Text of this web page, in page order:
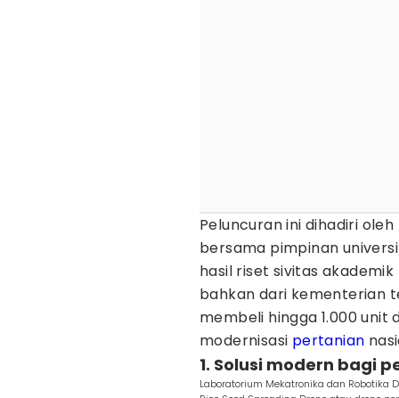
Peluncuran ini dihadiri
bersama pimpinan
hasil riset sivitas
bahkan dari kementerian
membeli hingga 1.000
modernisasi pertanian
1. Solusi modern bagi
Laboratorium Mekatronika dan Robotika